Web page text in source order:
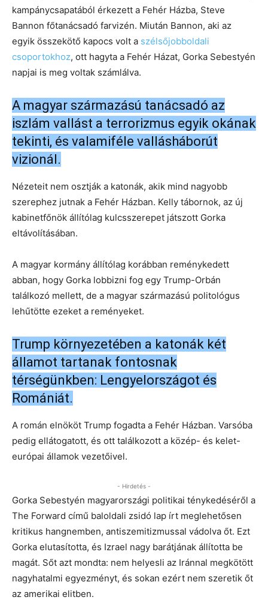
kampánycsapatából érkezett a Fehér Házba, Steve
Bannon főtanácsadó farvizén. Miután Bannon, aki az
egyik összekötő kapocs volt a szélsőjobboldali
csoportokhoz, ott hagyta a Fehér Házat, Gorka Sebestyén
napjai is meg voltak számlálva.
A magyar származású tanácsadó az
iszlám vallást a terrorizmus egyik okának
tekinti, és valamiféle vallásháborút
vizionál.
Nézeteit nem osztják a katonák, akik mind nagyobb
szerephez jutnak a Fehér Házban. Kelly tábornok, az új
kabinetfőnök állítólag kulcsszerepet játszott Gorka
eltávolításában.
A magyar kormány állítólag korábban reménykedett
abban, hogy Gorka lobbizni fog egy Trump-Orbán
találkozó mellett, de a magyar származású politológus
lehűtötte ezeket a reményeket.
Trump környezetében a katonák két
államot tartanak fontosnak
térségünkben: Lengyelországot és
Romániát.
A román elnököt Trump fogadta a Fehér Házban. Varsóba
pedig ellátogatott, és ott találkozott a közép- és kelet-
európai államok vezetőivel.
- Hirdetés -
Gorka Sebestyén magyarországi politikai ténykedéséről a
The Forward című baloldali zsidó lap írt meglehetősen
kritikus hangnemben, antiszemitizmussal vádolva őt. Ezt
Gorka elutasította, és Izrael nagy barátjának állította be
magát. Sőt azt mondta: nem helyesli az Iránnal megkötött
nagyhatalmi egyezményt, és sokan ezért nem szeretik őt
az amerikai elitben.